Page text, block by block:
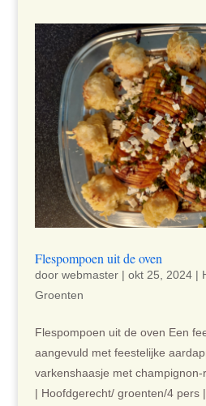
Flespompoen uit de oven
door webmaster| okt 25, 2024|
Groenten
Flespompoen uit de oven Een
aangevuld met feestelijke
varkenshaasje met
| Hoofdgerecht/ groenten/4 pers